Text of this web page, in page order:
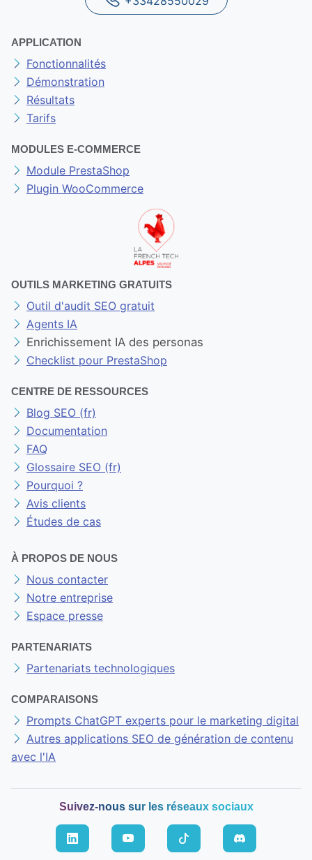
APPLICATION
Fonctionnalités
Démonstration
Résultats
Tarifs
MODULES E-COMMERCE
Module PrestaShop
Plugin WooCommerce
OUTILS MARKETING GRATUITS
Outil d'audit SEO gratuit
Agents IA
Enrichissement IA des personas
Checklist pour PrestaShop
CENTRE DE RESSOURCES
Blog SEO (fr)
Documentation
FAQ
Glossaire SEO (fr)
Pourquoi ?
Avis clients
Études de cas
À PROPOS DE NOUS
Nous contacter
Notre entreprise
Espace presse
PARTENARIATS
Partenariats technologiques
COMPARAISONS
Prompts ChatGPT experts pour le marketing digital
Autres applications SEO de génération de contenu
avec l'IA
Suivez-nous sur les réseaux sociaux